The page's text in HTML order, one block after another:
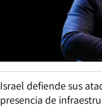
Israel defiende sus
presencia de